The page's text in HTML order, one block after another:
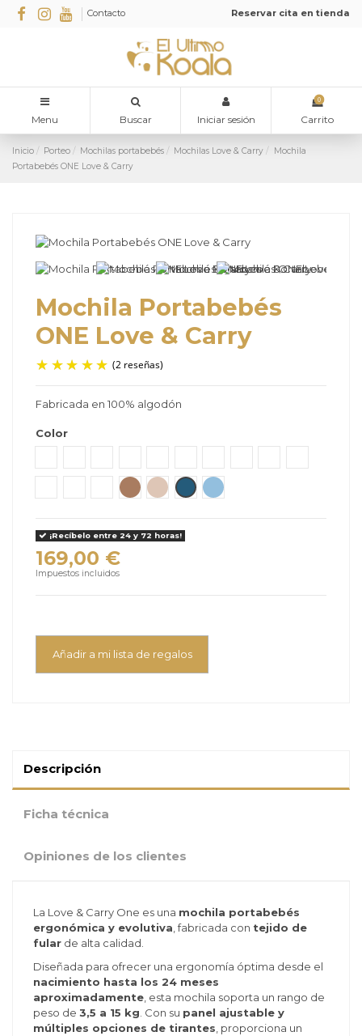
Contacto Reservar cita en tienda
Menu Buscar Iniciar sesión
0
Carrito
Inicio Porteo Mochilas portabebés Mochilas Love & Carry
Mochila
Portabebés ONE Love & Carry
Mochila Portabebés
ONE Love & Carry
Fabricada en 100% algodón
Color
Wave Pecan Wheat Denim Light Denim
¡Recíbelo entre 24 y 72 horas!
169,00 €
Impuestos incluidos
Añadir a mi lista de regalos
Descripción
Ficha técnica
Opiniones de los clientes
La Love & Carry One es una mochila portabebés
ergonómica y evolutiva , fabricada con tejido de
fularde alta calidad.
Diseñada para ofrecer una ergonomía óptima desde el
nacimiento hasta los 24 meses
aproximadamente, esta mochila soporta un rango de
peso de 3,5 a 15 kg. Con su panel ajustable y
múltiples opciones de tirantes, proporciona un